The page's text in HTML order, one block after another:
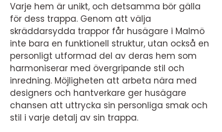
Varje hem är unikt, och detsamma bör gälla
för dess trappa. Genom att välja
skräddarsydda trappor får husägare i Malmö
inte bara en funktionell struktur, utan också en
personligt utformad del av deras hem som
harmoniserar med övergripande stil och
inredning. Möjligheten att arbeta nära med
designers och hantverkare ger husägare
chansen att uttrycka sin personliga smak och
stil i varje detalj av sin trappa.